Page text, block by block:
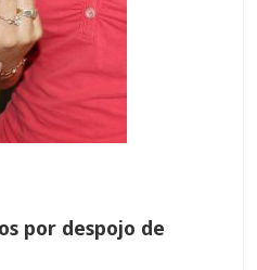
por despojo de